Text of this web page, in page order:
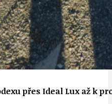
přes Ideal Lux až k